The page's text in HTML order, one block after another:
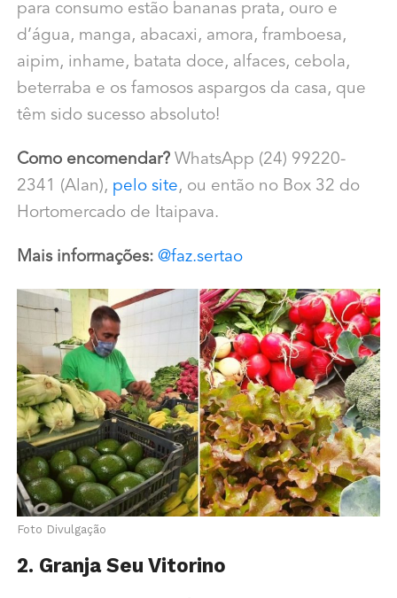
para consumo estão bananas prata, ouro e
d’água, manga, abacaxi, amora, framboesa,
aipim, inhame, batata doce, alfaces, cebola,
beterraba e os famosos aspargos da casa, que
têm sido sucesso absoluto!
Como encomendar?WhatsApp (24) 99220-
2341 (Alan), pelo site, ou então no Box 32 do
Hortomercado de Itaipava.
Mais informações: @faz.sertao
Foto Divulgação
2. Granja Seu Vitorino